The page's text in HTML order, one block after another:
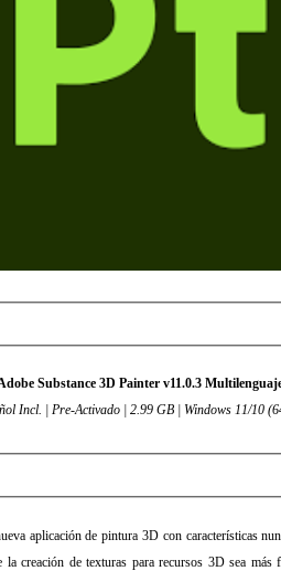
Substance 3D Painter v11.0.3
Incl. | Pre-Activado | 2.99 GB | Windows 11/10
aplicación de pintura 3D con características
creación de texturas para recursos 3D sea más